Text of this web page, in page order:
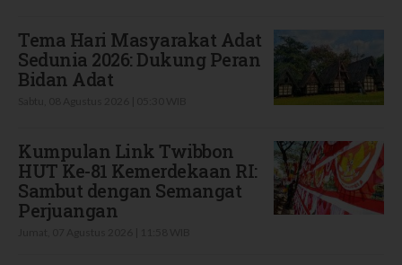
Tema Hari Masyarakat Adat
Sedunia 2026: Dukung Peran
Bidan Adat
Kumpulan Link Twibbon
HUT Ke-81 Kemerdekaan RI:
Sambut dengan Semangat
Perjuangan